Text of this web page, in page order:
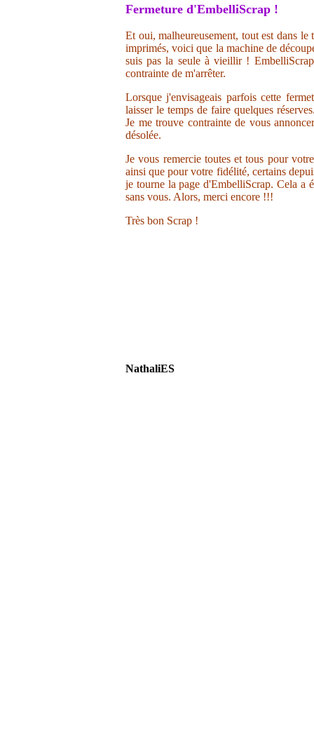
Fermeture d'EmbelliScrap !
Et oui, malheureusement, tout est dans
imprimés, voici que la machine de
suis pas la seule à vieillir !
contrainte de m'arrêter.
Lorsque j'envisageais parfois cette
laisser le temps de faire quelques
Je me trouve contrainte de vous
désolée.
Je vous remercie toutes et tous pour
ainsi que pour votre fidélité, certains
je tourne la page d'EmbelliScrap. Cela a
sans vous. Alors, merci encore !!!
Très bon Scrap !
NathaliES